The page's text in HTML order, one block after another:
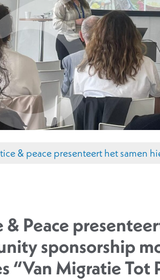
& peace presenteert het samen
& Peace
sponsorship
“Van Migratie Tot